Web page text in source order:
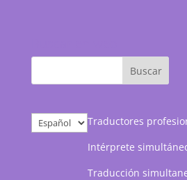
Elegir
un
Traductores
Intérprete
Traducción